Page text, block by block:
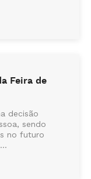
Feira de
decisão
sendo
no futuro